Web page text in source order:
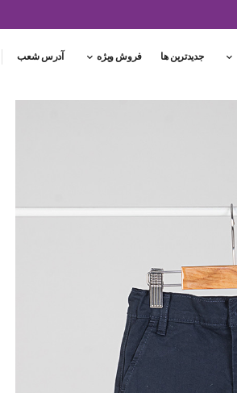
جدیدترین ها فروش ویژه آدرس شعب